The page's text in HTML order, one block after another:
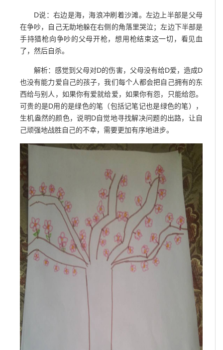
D说：右边是海，海浪冲刷着沙滩。左边上半部是父母
在争吵，自己无助地躲在右侧的角落里哭泣；左边下半部是
手持猎枪向争吵的父母开枪，想用枪结束这一切，看见血
了，然后自杀。
解析：感觉到父母对D的伤害，父母没有给D爱，造成D
也没有能力爱自己的孩子，我们每个人都会把自己拥有的东
西给与别人，如果你有爱就给爱，如果你有怨，只能给怨。
可贵的是D用的是绿色的笔（包括记笔记也是绿色的笔），
生机盎然的颜色，说明D自觉地寻找解决问题的出路，让自
己顽强地战胜自己的不幸，需要更加有序地进步。